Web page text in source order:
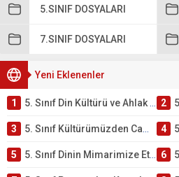
5.SINIF DOSYALARI
7.SINIF DOSYALARI
Yeni Eklenenler
1 5. Sınıf Din Kültürü ve Ahlak Bilgisi 4. Ünite: Mimarimizde Dini Motifler Çalışmaları 2
3 5. Sınıf Kültürümüzden Cami Örnekleri Testi – Online Çöz 4
5 5. Sınıf Dinin Mimarimize Etkisi Testi – Online Çöz 6